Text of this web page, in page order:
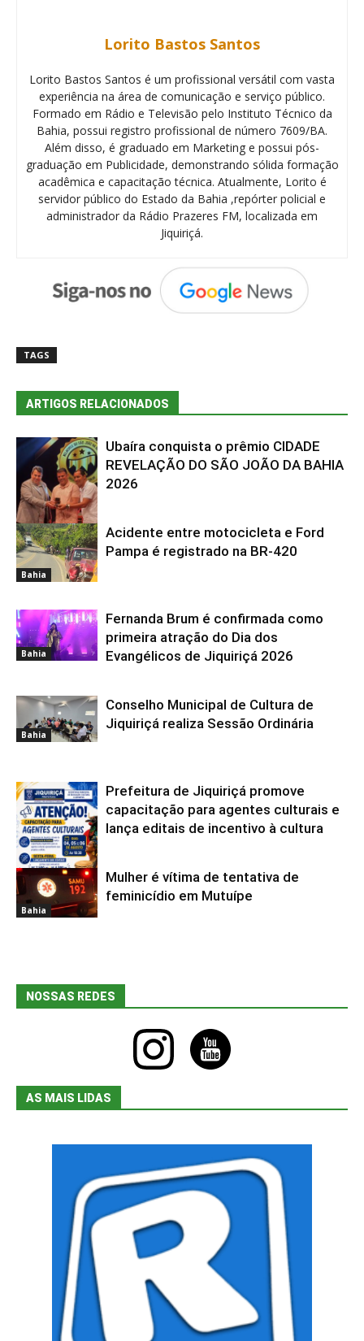
Lorito Bastos Santos
Lorito Bastos Santos é um profissional versátil com vasta
experiência na área de comunicação e serviço público.
Formado em Rádio e Televisão pelo Instituto Técnico da
Bahia, possui registro profissional de número 7609/BA.
Além disso, é graduado em Marketing e possui pós-
graduação em Publicidade, demonstrando sólida formação
acadêmica e capacitação técnica. Atualmente, Lorito é
servidor público do Estado da Bahia ,repórter policial e
administrador da Rádio Prazeres FM, localizada em
Jiquiriçá.
TAGS
ARTIGOS RELACIONADOS
Bahia
Ubaíra conquista o prêmio CIDADE
REVELAÇÃO DO SÃO JOÃO DA BAHIA
2026
Bahia
Acidente entre motocicleta e Ford
Pampa é registrado na BR-420
Bahia
Fernanda Brum é confirmada como
primeira atração do Dia dos
Evangélicos de Jiquiriçá 2026
Bahia
Conselho Municipal de Cultura de
Jiquiriçá realiza Sessão Ordinária
Bahia
Prefeitura de Jiquiriçá promove
capacitação para agentes culturais e
lança editais de incentivo à cultura
Bahia
Mulher é vítima de tentativa de
feminicídio em Mutuípe
NOSSAS REDES
instagram youtube
AS MAIS LIDAS